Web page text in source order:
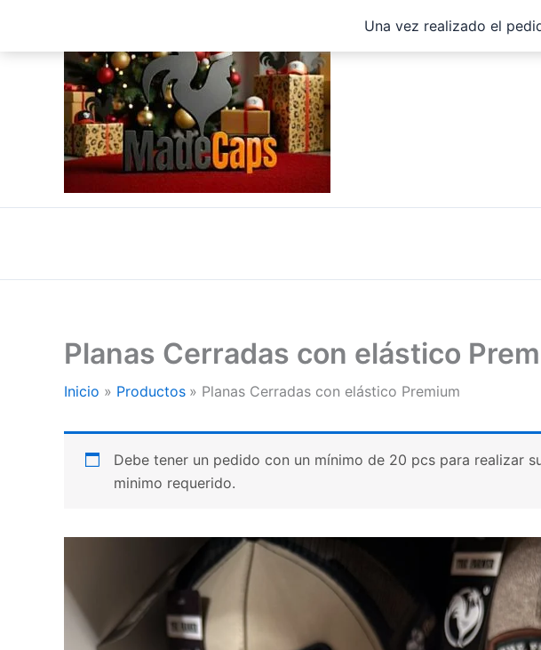
Una vez realizado el
contenido
Planas Cerradas con elástico
Inicio Productos Planas Cerradas con elástico Premium
Debe tener un pedido con un mínimo de 20 pcs para realizar
minimo requerido.